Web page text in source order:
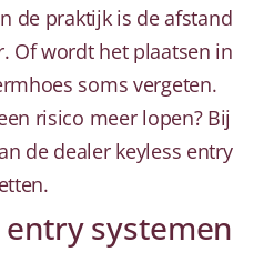
de praktijk is de afstand
Of wordt het plaatsen in
soms vergeten.
risico meer lopen? Bij
de dealer keyless entry
entry systemen